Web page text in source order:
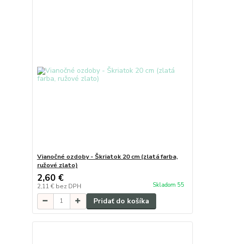
Vianočné ozdoby - Škriatok 20 cm (zlatá farba,
ružové zlato)
2,60 €
2,11 € bez DPH Skladom 55
Pridať do košíka